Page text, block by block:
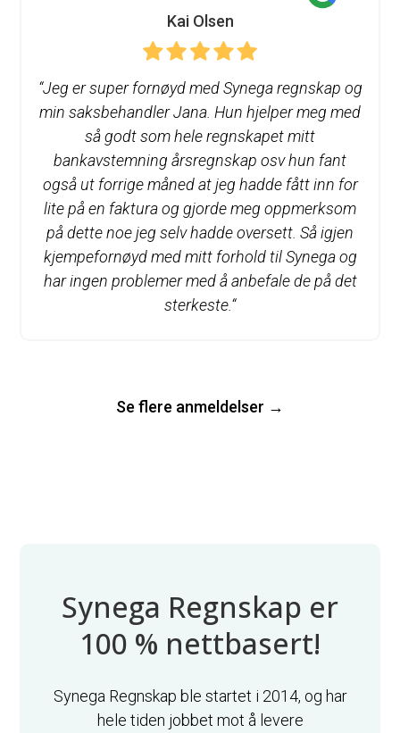
Kai Olsen
“Jeg er super fornøyd med Synega regnskap og
min saksbehandler Jana. Hun hjelper meg med
så godt som hele regnskapet mitt
bankavstemning årsregnskap osv hun fant
også ut forrige måned at jeg hadde fått inn for
lite på en faktura og gjorde meg oppmerksom
på dette noe jeg selv hadde oversett. Så igjen
kjempefornøyd med mitt forhold til Synega og
har ingen problemer med å anbefale de på det
sterkeste.“
Se flere anmeldelser →
Synega Regnskap er
100 % nettbasert!
Synega Regnskap ble startet i 2014, og har
hele tiden jobbet mot å levere